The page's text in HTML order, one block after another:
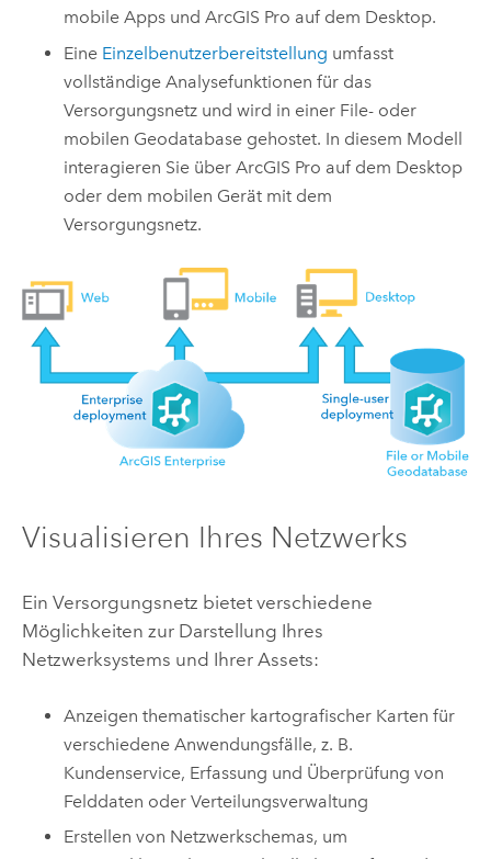
mobile Apps undArcGIS Pro auf dem Desktop.
Eine Einzelbenutzerbereitstellung umfasst
vollständige Analysefunktionen für das
Versorgungsnetz und wird in einer File- oder
mobilen Geodatabase gehostet. In diesem Modell
interagieren Sie überArcGIS Pro auf dem Desktop
oder dem mobilen Gerät mit dem
Versorgungsnetz.
Visualisieren Ihres Netzwerks
Ein Versorgungsnetz bietet verschiedene
Möglichkeiten zur Darstellung Ihres
Netzwerksystems und Ihrer Assets:
Anzeigen thematischer kartografischer Karten für
verschiedene Anwendungsfälle, z. B.
Kundenservice, Erfassung und Überprüfung von
Felddaten oder Verteilungsverwaltung
Erstellen von Netzwerkschemas, um